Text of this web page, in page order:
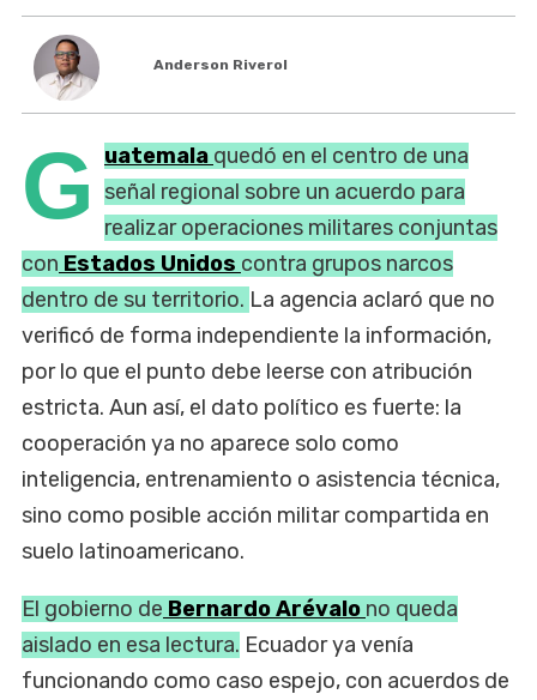
Anderson Riverol
G uatemala quedó en el centro de una
señal regional sobre un acuerdo para
realizar operaciones militares conjuntas
con Estados Unidos contra grupos narcos
dentro de su territorio. La agencia aclaró que no
verificó de forma independiente la información,
por lo que el punto debe leerse con atribución
estricta. Aun así, el dato político es fuerte: la
cooperación ya no aparece solo como
inteligencia, entrenamiento o asistencia técnica,
sino como posible acción militar compartida en
suelo latinoamericano.
El gobierno de Bernardo Arévalo no queda
aislado en esa lectura. Ecuador ya venía
funcionando como caso espejo, con acuerdos de